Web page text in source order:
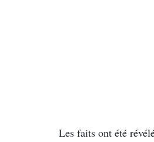
Les faits ont été